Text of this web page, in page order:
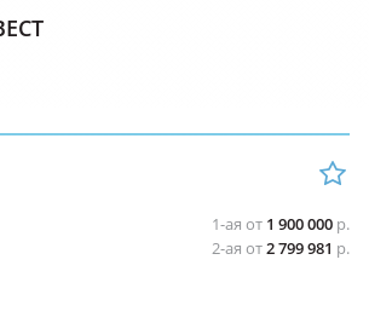
1-ая от 1 900 000 р.
2-ая от2 799 981 р.